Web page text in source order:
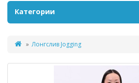
Категории
Лонгслив Jogging